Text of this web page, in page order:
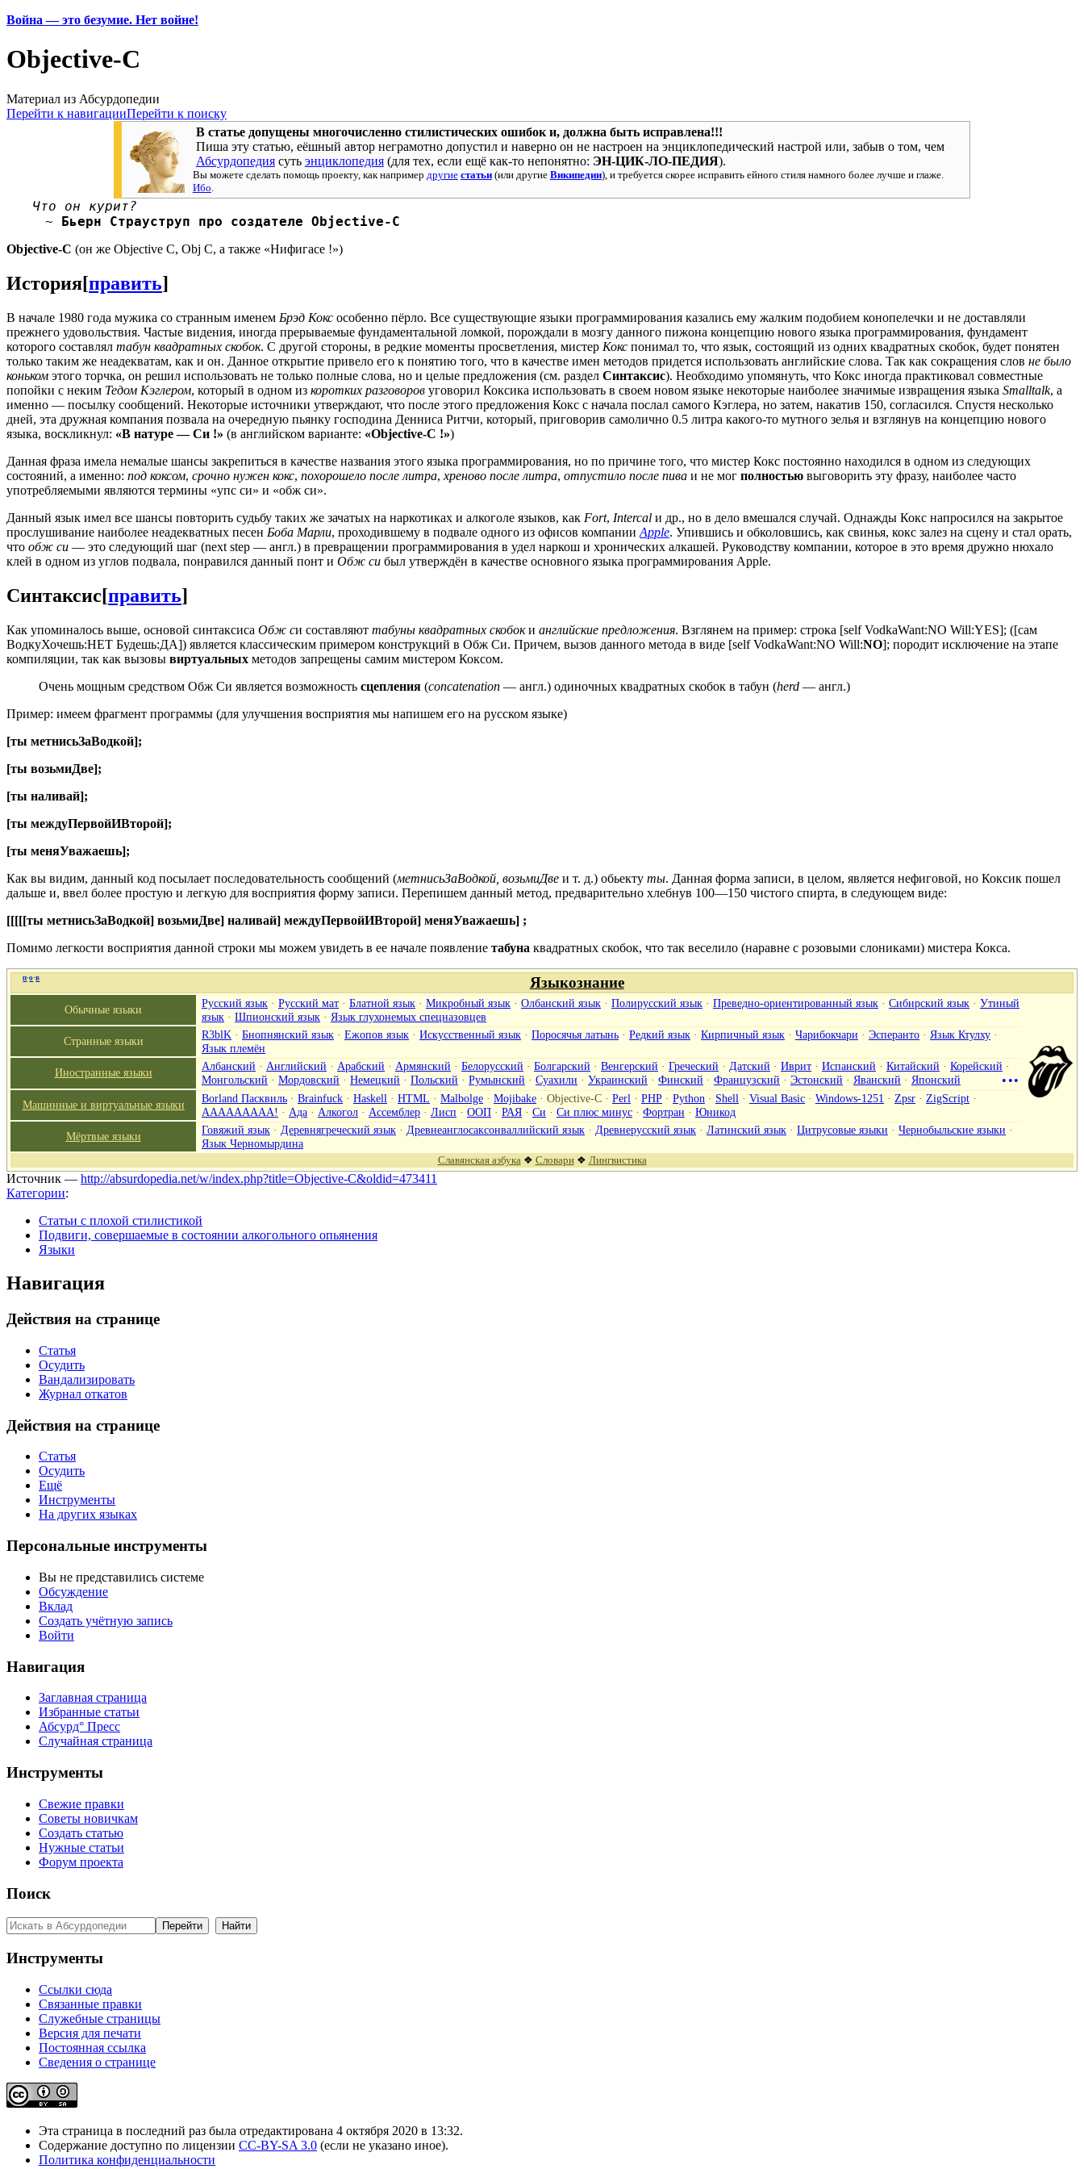
Война — это безумие. Нет войне!
Objective-C
Материал из Абсурдопедии
Перейти к навигацииПерейти к поиску
В статье допущены многочисленно стилистических ошибок и, должна быть исправлена!!!
Пиша эту статью, еёшный автор неграмотно допустил и наверно он не настроен на энциклопедический настрой или, забыв о том, чем
Абсурдопедиясуть энциклопедия(для тех, если ещё как-то непонятно: ЭН-ЦИК-ЛО-ПЕДИЯ).
Вы можете сделать помощь проекту, как например другие статьи(или другие Википедии), и требуется скорее исправить ейного стиля намного более лучше и глаже.
Ибо
Что он курит?
~ Бьерн Страуструп про создателе Objective-C
Objective-C (он же Objective C, Obj C, а также «Нифигасе !»)
История[править]
В начале 1980 года мужика со странным именем Брэд Кокс особенно пёрло. Все существующие языки программирования казались ему жалким подобием конопелечки и не доставляли
прежнего удовольствия. Частые видения, иногда прерываемые фундаментальной ломкой, порождали в мозгу данного пижона концепцию нового языка программирования, фундамент
которого составлял табун квадратных скобок. С другой стороны, в редкие моменты просветления, мистер Кокс понимал то, что язык, состоящий из одних квадратных скобок, будет понятен
только таким же неадекватам, как и он. Данное открытие привело его к понятию того, что в качестве имен методов придется использовать английские слова. Так как сокращения слов не было
коньком этого торчка, он решил использовать не только полные слова, но и целые предложения (см. раздел Синтаксис). Необходимо упомянуть, что Кокс иногда практиковал совместные
попойки с неким Тедом Кэглером, который в одном из коротких разговоров уговорил Коксика использовать в своем новом языке некоторые наиболее значимые извращения языка Smalltalk, а
именно — посылку сообщений. Некоторые источники утверждают, что после этого предложения Кокс с начала послал самого Кэглера, но затем, накатив 150, согласился. Спустя несколько
дней, эта дружная компания позвала на очередную пьянку господина Денниса Ритчи, который, приговорив самолично 0.5 литра какого-то мутного зелья и взглянув на концепцию нового
языка, воскликнул: «В натуре — Си !» (в английском варианте: «Objective-C !»)
Данная фраза имела немалые шансы закрепиться в качестве названия этого языка программирования, но по причине того, что мистер Кокс постоянно находился в одном из следующих
состояний, а именно: под коксом, срочно нужен кокс, похорошело после литра, хреново после литра, отпустило после пива и не мог полностью выговорить эту фразу, наиболее часто
употребляемыми являются термины «упс си» и «обж си».
Данный язык имел все шансы повторить судьбу таких же зачатых на наркотиках и алкоголе языков, как Fort, Intercal и др., но в дело вмешался случай. Однажды Кокс напросился на закрытое
прослушивание наиболее неадекватных песен Боба Марли, проходившему в подвале одного из офисов компании Apple. Упившись и обколовшись, как свинья, кокс залез на сцену и стал орать,
что обж си — это следующий шаг (next step — англ.) в превращении программирования в удел наркош и хронических алкашей. Руководству компании, которое в это время дружно нюхало
клей в одном из углов подвала, понравился данный понт и Обж си был утверждён в качестве основного языка программирования Apple.
Синтаксис[править]
Как упоминалось выше, основой синтаксиса Обж си составляют табуны квадратных скобоки английские предложения. Взглянем на пример: строка [self VodkaWant:NO Will:YES]; ([сам
ВодкуХочешь:НЕТ Будешь:ДА]) является классическим примером конструкций в Обж Си. Причем, вызов данного метода в виде [self VodkaWant:NO Will:NO]; породит исключение на этапе
компиляции, так как вызовы виртуальных методов запрещены самим мистером Коксом.
Очень мощным средством Обж Си является возможность сцепления (concatenation — англ.) одиночных квадратных скобок в табун (herd — англ.)
Пример: имеем фрагмент программы (для улучшения восприятия мы напишем его на русском языке)
[ты метнисьЗаВодкой];
[ты возьмиДве];
[ты наливай];
[ты междуПервойИВторой];
[ты меняУважаешь];
Как вы видим, данный код посылает последовательность сообщений (метнисьЗаВодкой, возьмиДве и т. д.) обьекту ты. Данная форма записи, в целом, является нефиговой, но Коксик пошел
дальше и, ввел более простую и легкую для восприятия форму записи. Перепишем данный метод, предварительно хлебнув 100—150 чистого спирта, в следующем виде:
[[[[[ты метнисьЗаВодкой] возьмиДве] наливай] междуПервойИВторой] меняУважаешь] ;
Помимо легкости восприятия данной строки мы можем увидеть в ее начале появление табуна квадратных скобок, что так веселило (наравне с розовыми слониками) мистера Кокса.
п·о·в Языкознание
Обычные языки Русский язык · Русский мат · Блатной язык · Микробный язык · Олбанский язык · Полирусский язык · Преведно-ориентированный язык · Сибирский язык · Утиный
язык · Шпионский язык · Язык глухонемых спецназовцев
Странные языки
R3blK · Бнопнянский язык · Ежопов язык · Искусственный язык · Поросячья латынь · Редкий язык · Кирпичный язык · Чарибокчари · Эсперанто · Язык Ктулху ·
Язык племён
Иностранные языки
Албанский · Английский · Арабский · Армянский · Белорусский · Болгарский · Венгерский · Греческий · Датский · Иврит · Испанский · Китайский · Корейский ·
Монгольский · Мордовский · Немецкий · Польский · Румынский · Суахили · Украинский · Финский · Французский · Эстонский · Яванский · Японский •••
Машинные и виртуальные языки Borland Пасквиль · Brainfuck · Haskell · HTML · Malbolge · Mojibake · Objective-C · Perl · PHP · Python · Shell · Visual Basic · Windows-1251 · Zpsr · ZigScript ·
ААААААААА! · Ада · Алкогол · Ассемблер · Лисп · ООП · РАЯ · Си · Си плюс минус · Фортран · Юникод
Мёртвые языки
Говяжий язык · Деревнягреческий язык · Древнеанглосаксонваллийский язык · Древнерусский язык · Латинский язык · Цитрусовые языки · Чернобыльские языки ·
Язык Черномырдина
Славянская азбука ❖ Словари❖ Лингвистика
Источник — http://absurdopedia.net/w/index.php?title=Objective-C&oldid=473411
Категории:
Статьи с плохой стилистикой
Подвиги, совершаемые в состоянии алкогольного опьянения
Языки
Навигация
Действия на странице
Статья
Осудить
Вандализировать
Журнал откатов
Действия на странице
Статья
Осудить
Ещё
Инструменты
На других языках
Персональные инструменты
Вы не представились системе
Обсуждение
Вклад
Создать учётную запись
Войти
Навигация
Заглавная страница
Избранные статьи
Абсурд° Пресс
Случайная страница
Инструменты
Свежие правки
Советы новичкам
Создать статью
Нужные статьи
Форум проекта
Поиск
Инструменты
Ссылки сюда
Связанные правки
Служебные страницы
Версия для печати
Постоянная ссылка
Сведения о странице
Эта страница в последний раз была отредактирована 4 октября 2020 в 13:32.
Содержание доступно по лицензии CC-BY-SA 3.0 (если не указано иное).
Политика конфиденциальности